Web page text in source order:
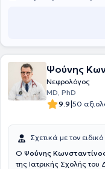
ημερίδες και
πολυετή εμπειρία και
Ψούνης
Νεφρολόγος
MD, PhD
9.9|50
Σχετικά με τον ειδικό
Ο Ψούνης
της Ιατρικής Σχολής